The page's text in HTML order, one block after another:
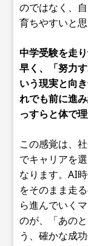
のではなく、
育ちやすいと思
中学受験を走
早く、「努力
いう現実と向
れでも前に進
っすらと体で
この感覚は、
でキャリアを
なります。AI
をそのまま走
ら進んでいく
のが、「あの
う、確かな成